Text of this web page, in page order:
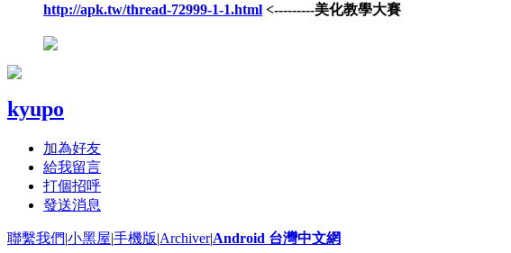
http://apk.tw/thread-72999-1-1.html <---------美化教學大賽
kyupo
加為好友
給我留言
打個招呼
發送消息
聯繫我們|小黑屋|手機版|Archiver|Android 台灣中文網